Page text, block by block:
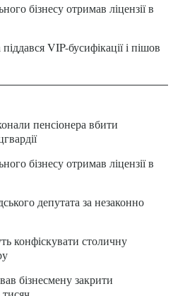
бізнесу отримав ліцензії в
VIP-бусифікації і пішов
пенсіонера вбити
бізнесу отримав ліцензії в
депутата за незаконно
конфіскувати столичну
бізнесмену закрити